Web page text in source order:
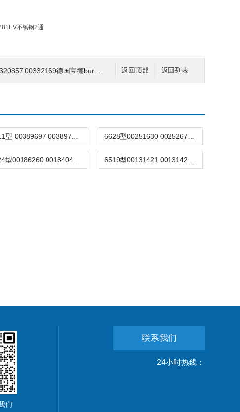
返回列表
返回顶部
德国宝德burkert电磁阀6407活塞阀二通黄铜
们
联系我们
24小时热线：